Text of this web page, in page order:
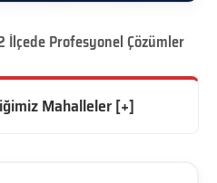
İlçede Profesyonel Çözümler
Mahalleler [+]